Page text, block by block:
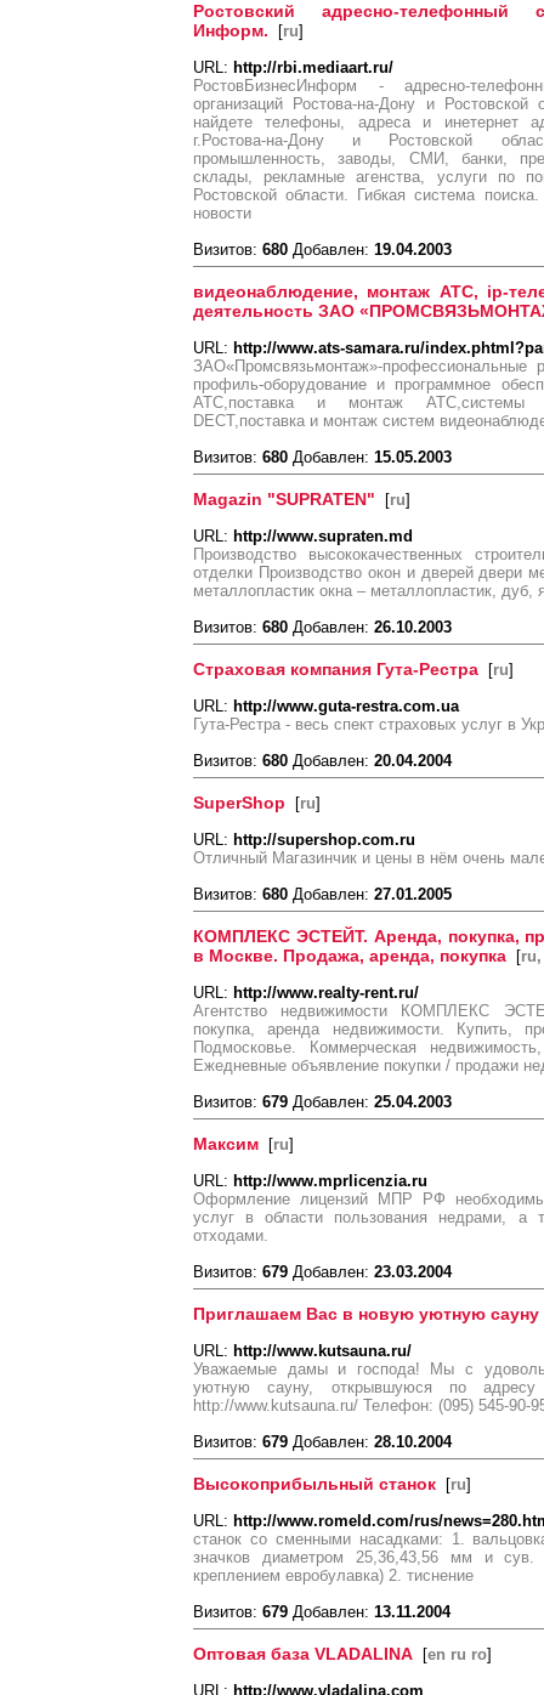
Ростовский адресно-телефонный
Информ. [ru]
URL: http://rbi.mediaart.ru/
РостовБизнесИнформ - адресно-
организаций Ростова-на-Дону и
найдете телефоны, адреса и инетернет
г.Ростова-на-Дону и Ростовской
промышленность, заводы, СМИ, банки,
склады, рекламные агенства, услуги по
Ростовской области. Гибкая система
новости
Визитов: 680 Добавлен: 19.04.2003
видеонаблюдение, монтаж АТС, ip-
деятельность ЗАО
URL: http://www.ats-samara.ru/
ЗАО«Промсвязьмонтаж»-
профиль-оборудование и программное
АТС,поставка и монтаж АТС,системы
DECT,поставка и монтаж систем
Визитов: 680 Добавлен: 15.05.2003
Magazin "SUPRATEN" [ru]
URL: http://www.supraten.md
Производство высококачественных
отделки Производство окон и дверей
металлопластик окна – металлопластик, дуб,
Визитов: 680 Добавлен: 26.10.2003
Страховая компания Гута-Рестра [ru]
URL: http://www.guta-restra.com.ua
Гута-Рестра - весь спект страховых услуг в
Визитов: 680 Добавлен: 20.04.2004
SuperShop [ru]
URL: http://supershop.com.ru
Отличный Магазинчик и цены в нём очень
Визитов: 680 Добавлен: 27.01.2005
КОМПЛЕКС ЭСТЕЙТ. Аренда, покупка,
в Москве. Продажа, аренда, покупка [
URL: http://www.realty-rent.ru/
Агентство недвижимости КОМПЛЕКС
покупка, аренда недвижимости. Купить,
Подмосковье. Коммерческая
Ежедневные объявление покупки / продажи
Визитов: 679 Добавлен: 25.04.2003
Максим [ru]
URL: http://www.mprlicenzia.ru
Оформление лицензий МПР РФ
услуг в области пользования недрами, а
отходами.
Визитов: 679 Добавлен: 23.03.2004
Приглашаем Вас в новую уютную сауну
URL: http://www.kutsauna.ru/
Уважаемые дамы и господа! Мы с
уютную сауну, открывшуюся по адресу
http://www.kutsauna.ru/ Телефон: (095) 545-90-
Визитов: 679 Добавлен: 28.10.2004
Высокоприбыльный станок [ru]
URL: http://www.romeld.com/rus/
станок со сменными насадками: 1.
значков диаметром 25,36,43,56 мм и сув.
креплением евробулавка) 2. тиснение
Визитов: 679 Добавлен: 13.11.2004
Оптовая база VLADALINA [en ru ro]
URL: http://www.vladalina.com